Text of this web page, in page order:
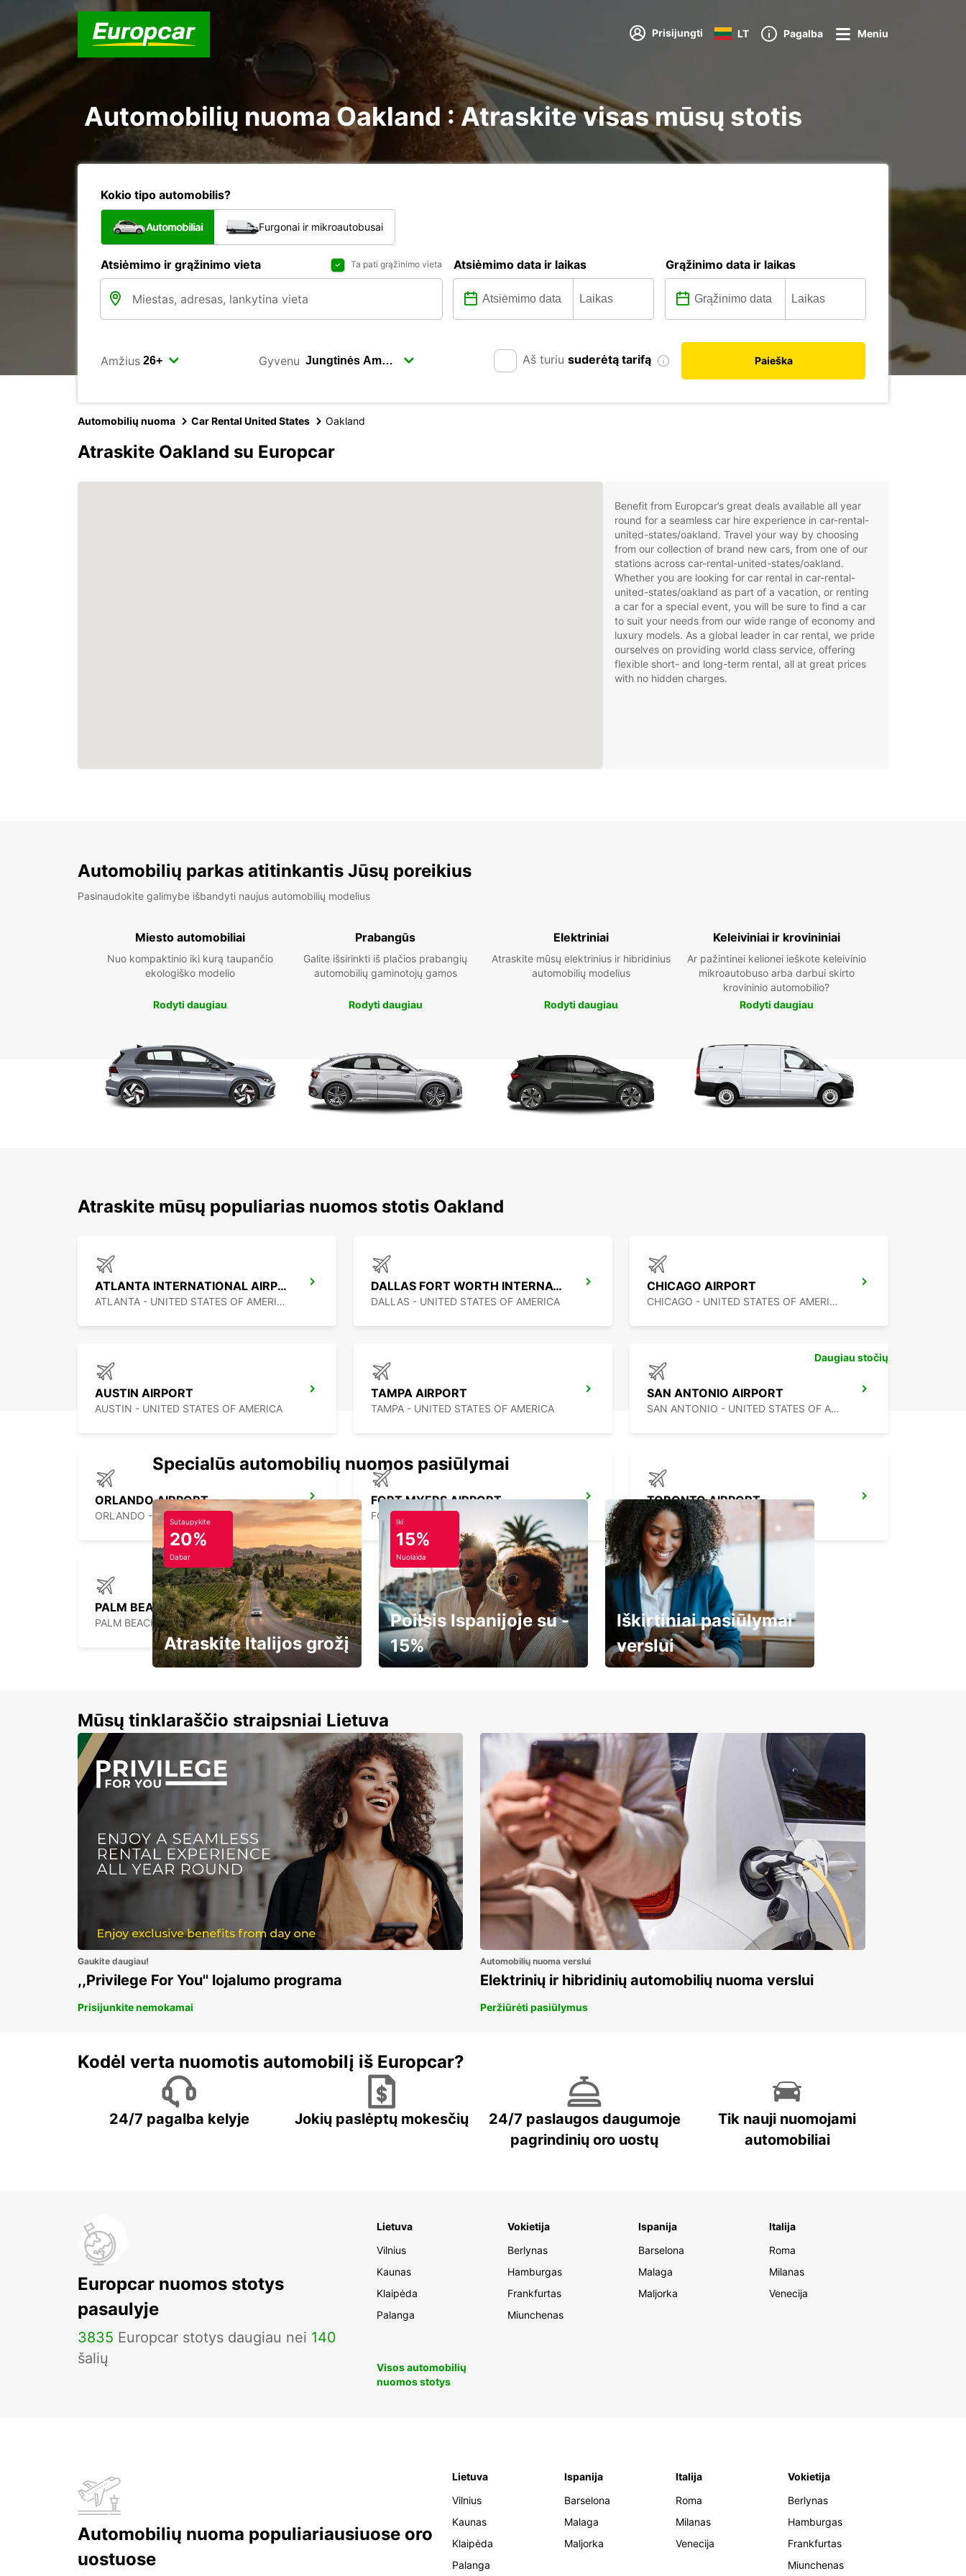
Prisijungti LT Pagalba Meniu
Automobilių nuoma Oakland : Atraskite visas mūsų stotis
Kokio tipo automobilis?
Automobiliai Furgonai ir mikroautobusai
Atsiėmimo ir grąžinimo vieta Ta pati grąžinimo vieta Atsiėmimo data ir laikas Grąžinimo data ir laikas
Amžius Gyvenu Aš turiu suderėtą tarifą Paieška
Automobilių nuoma Car Rental United States Oakland
Atraskite Oakland su Europcar
Benefit from Europcar’s great deals available all year
round for a seamless car hire experience in car-rental-
united-states/oakland. Travel your way by choosing
from our collection of brand new cars, from one of our
stations across car-rental-united-states/oakland.
Whether you are looking for car rental in car-rental-
united-states/oakland as part of a vacation, or renting
a car for a special event, you will be sure to find a car
to suit your needs from our wide range of economy and
luxury models. As a global leader in car rental, we pride
ourselves on providing world class service, offering
flexible short- and long-term rental, all at great prices
with no hidden charges.
Automobilių parkas atitinkantis Jūsų poreikius
Pasinaudokite galimybe išbandyti naujus automobilių modelius
Miesto automobiliai
Nuo kompaktinio iki kurą taupančio
ekologiško modelio
Rodyti daugiau
Prabangūs
Galite išsirinkti iš plačios prabangių
automobilių gaminotojų gamos
Rodyti daugiau
Elektriniai
Atraskite mūsų elektrinius ir hibridinius
automobilių modelius
Rodyti daugiau
Keleiviniai ir krovininiai
Ar pažintinei kelionei ieškote keleivinio
mikroautobuso arba darbui skirto
krovininio automobilio?
Rodyti daugiau
Atraskite mūsų populiarias nuomos stotis Oakland
ATLANTA INTERNATIONAL AIRPORT
ATLANTA - UNITED STATES OF AMERICA
DALLAS FORT WORTH INTERNATIONAL AIRPORT
DALLAS - UNITED STATES OF AMERICA
CHICAGO AIRPORT
CHICAGO - UNITED STATES OF AMERICA
AUSTIN AIRPORT
AUSTIN - UNITED STATES OF AMERICA
TAMPA AIRPORT
TAMPA - UNITED STATES OF AMERICA
SAN ANTONIO AIRPORT
SAN ANTONIO - UNITED STATES OF AMERICA
ORLANDO AIRPORT
ORLANDO - UNITED STATES OF AMERICA
FORT MYERS AIRPORT TORONTO AIRPORT
TORONTO - CANADA
PALM BEACH INTERNATIONAL AIRPORT
PALM BEACH - UNITED STATES OF AMERICA
Daugiau stočių
Specialūs automobilių nuomos pasiūlymai
Sutaupykite
20%
Dabar
Atraskite Italijos grožį
Iki
15%
Nuolaida
Poilsis Ispanijoje su -
15%
Iškirtiniai pasiūlymai
verslui
Mūsų tinklaraščio straipsniai Lietuva
Gaukite daugiau!
,,Privilege For You'' lojalumo programa
Prisijunkite nemokamai
Automobilių nuoma verslui
Elektrinių ir hibridinių automobilių nuoma verslui
Peržiūrėti pasiūlymus
Kodėl verta nuomotis automobilį iš Europcar?
24/7 pagalba kelyje Jokių paslėptų mokesčių
24/7 paslaugos daugumoje
pagrindinių oro uostų
Tik nauji nuomojami
automobiliai
Europcar nuomos stotys
pasaulyje
3835 Europcar stotys daugiau nei 140
šalių
Lietuva
Vilnius
Kaunas
Klaipėda
Palanga
Vokietija
Berlynas
Hamburgas
Frankfurtas
Miunchenas
Ispanija
Barselona
Malaga
Maljorka
Italija
Roma
Milanas
Venecija
Visos automobilių
nuomos stotys
Automobilių nuoma populiariausiuose oro
uostuose
Lietuva
Vilnius
Kaunas
Klaipėda
Palanga
Ispanija
Barselona
Malaga
Maljorka
Italija
Roma
Milanas
Venecija
Vokietija
Berlynas
Hamburgas
Frankfurtas
Miunchenas